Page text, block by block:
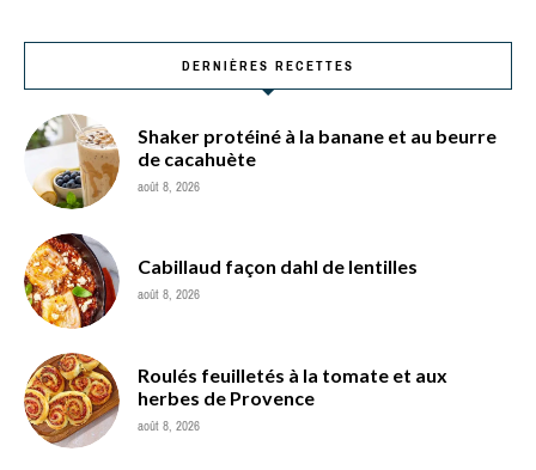
DERNIÈRES RECETTES
Shaker protéiné à la banane et au beurre
de cacahuète
août 8, 2026
Cabillaud façon dahl de lentilles
août 8, 2026
Roulés feuilletés à la tomate et aux
herbes de Provence
août 8, 2026